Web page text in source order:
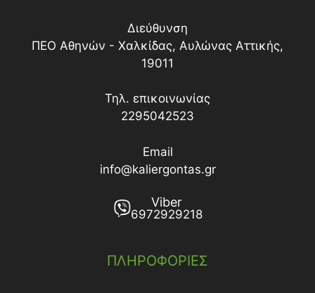
Διεύθυνση
ΠΕΟ Αθηνών - Χαλκίδας, Αυλώνας Αττικής,
19011
Τηλ. επικοινωνίας
2295042523
Email
info@kaliergontas.gr
Viber
6972929218
ΠΛΗΡΟΦΟΡΙΕΣ